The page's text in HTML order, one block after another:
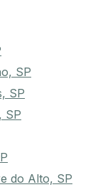
SP
SP
SP
do Alto, SP